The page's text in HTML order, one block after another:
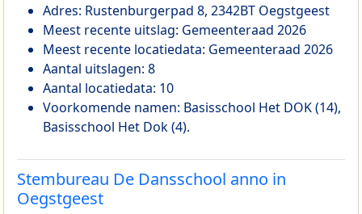
Adres: Rustenburgerpad 8, 2342BT Oegstgeest
Meest recente uitslag: Gemeenteraad 2026
Meest recente locatiedata: Gemeenteraad 2026
Aantal uitslagen: 8
Aantal locatiedata: 10
Voorkomende namen: Basisschool Het DOK (14),
Basisschool Het Dok (4).
Stembureau De Dansschool anno in
Oegstgeest